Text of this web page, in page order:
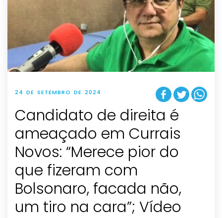
24 DE SETEMBRO DE 2024
Candidato de direita é
ameaçado em Currais
Novos: “Merece pior do
que fizeram com
Bolsonaro, facada não,
um tiro na cara”; Vídeo